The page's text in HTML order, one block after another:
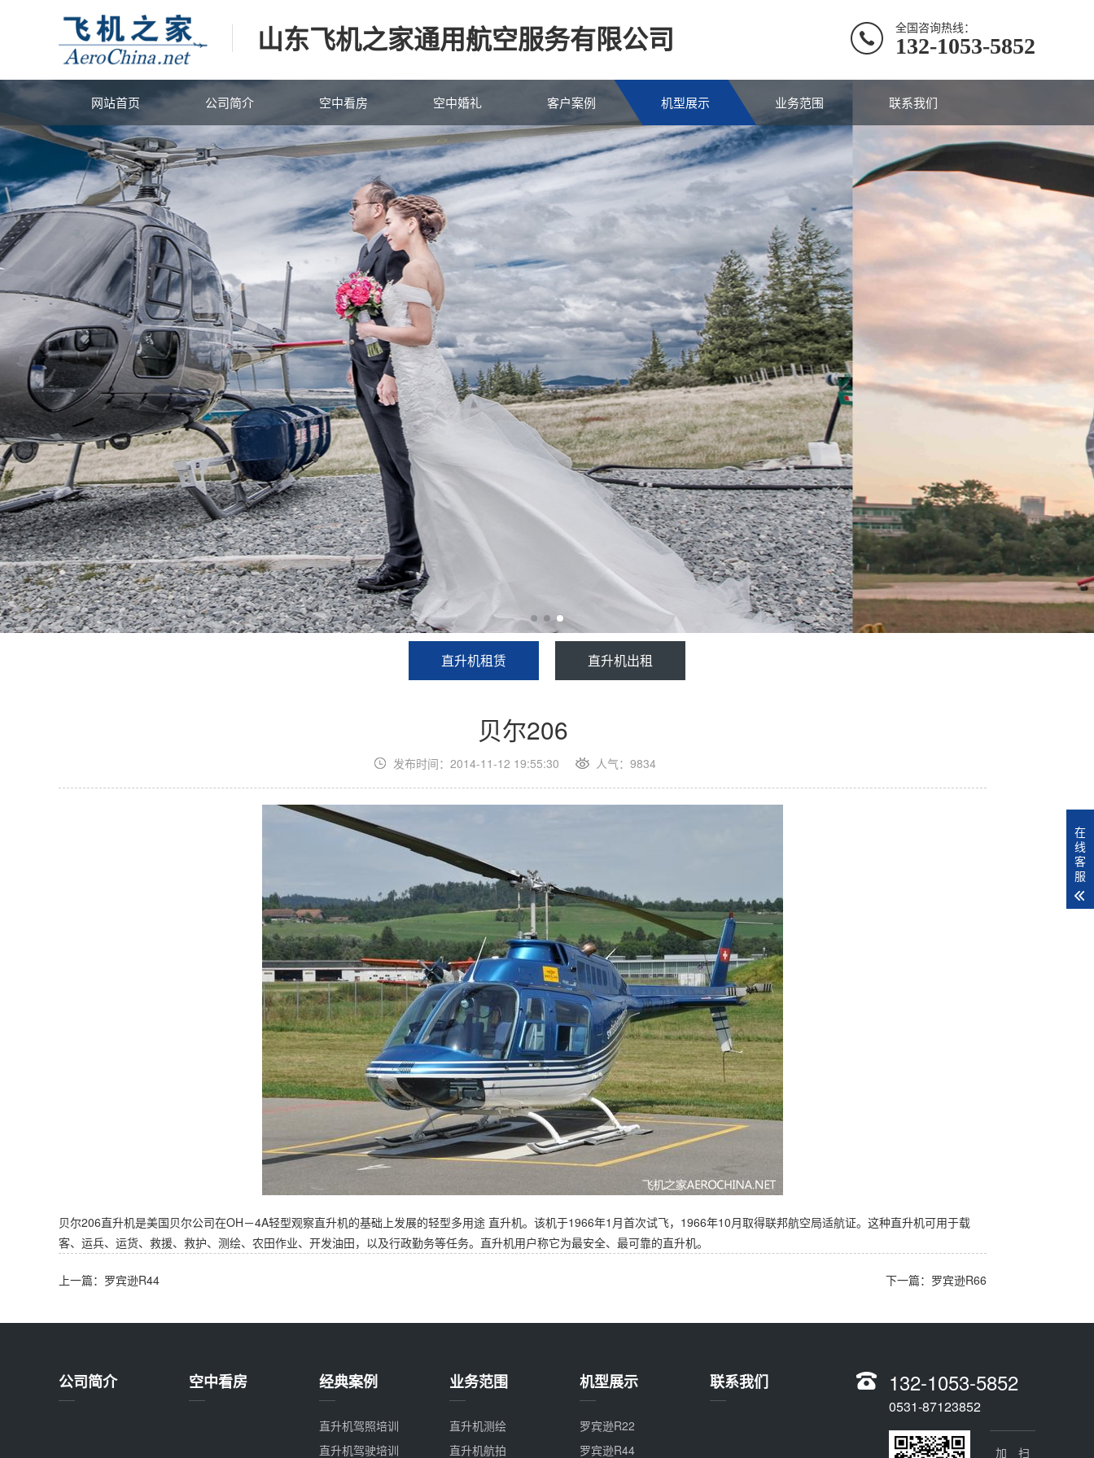
山东飞机之家通用航空服务有限公司 全国咨询热线：
132-1053-5852
网站首页 公司简介 空中看房 空中婚礼 客户案例 机型展示 业务范围 联系我们
直升机租赁 直升机出租
​贝尔206
发布时间：2014-11-12 19:55:30 人气：9834
贝尔206直升机是美国贝尔公司在OH－4A轻型观察直升机的基础上发展的轻型多用途 直升机。该机于1966年1月首次试飞，1966年10月取得联邦航空局适航证。这种直升机可用于载
客、运兵、运货、救援、救护、测绘、农田作业、开发油田，以及行政勤务等任务。直升机用户称它为最安全、最可靠的直升机。
上一篇：罗宾逊R44 下一篇：罗宾逊R66
公司简介 空中看房 经典案例
直升机驾照培训
直升机驾驶培训
业务范围
直升机测绘
直升机航拍
机型展示
罗宾逊R22
罗宾逊R44
联系我们 132-1053-5852
0531-87123852
在
线
客
服